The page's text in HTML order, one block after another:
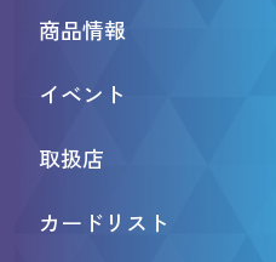
商品情報
イベント
取扱店
カードリスト